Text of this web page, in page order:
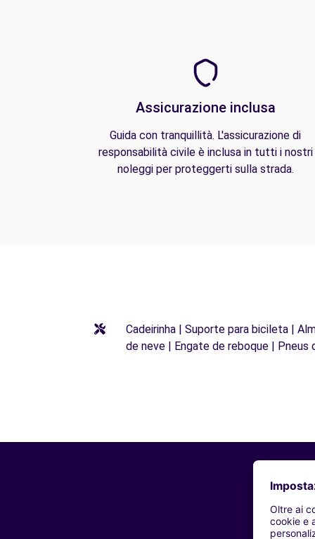
Assicurazione inclusa
Guida con tranquillità. L'assicurazione di
responsabilità civile è inclusa in tutti i nostri
noleggi per proteggerti sulla strada.
Cadeirinha | Suporte para bicileta |
de neve | Engate de reboque | Pneus